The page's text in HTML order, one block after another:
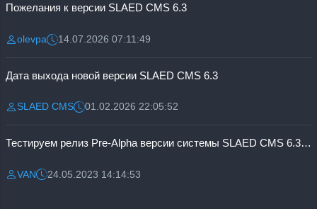
Пожелания к версии SLAED CMS 6.3
Разместил:
olevpaДата:14.07.2026 07:11:49
Дата выхода новой версии SLAED CMS 6.3
Разместил:
SLAED CMSДата:01.02.2026 22:05:52
Тестируем релиз Pre-Alpha версии системы SLAED CMS 6.3 Pro
Разместил:
VANДата:24.05.2023 14:14:53